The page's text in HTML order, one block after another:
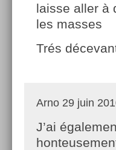
laisse aller à
les masses
Trés
Arno 29 juin
J’ai